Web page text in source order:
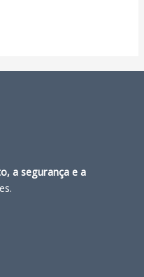
a segurança e a